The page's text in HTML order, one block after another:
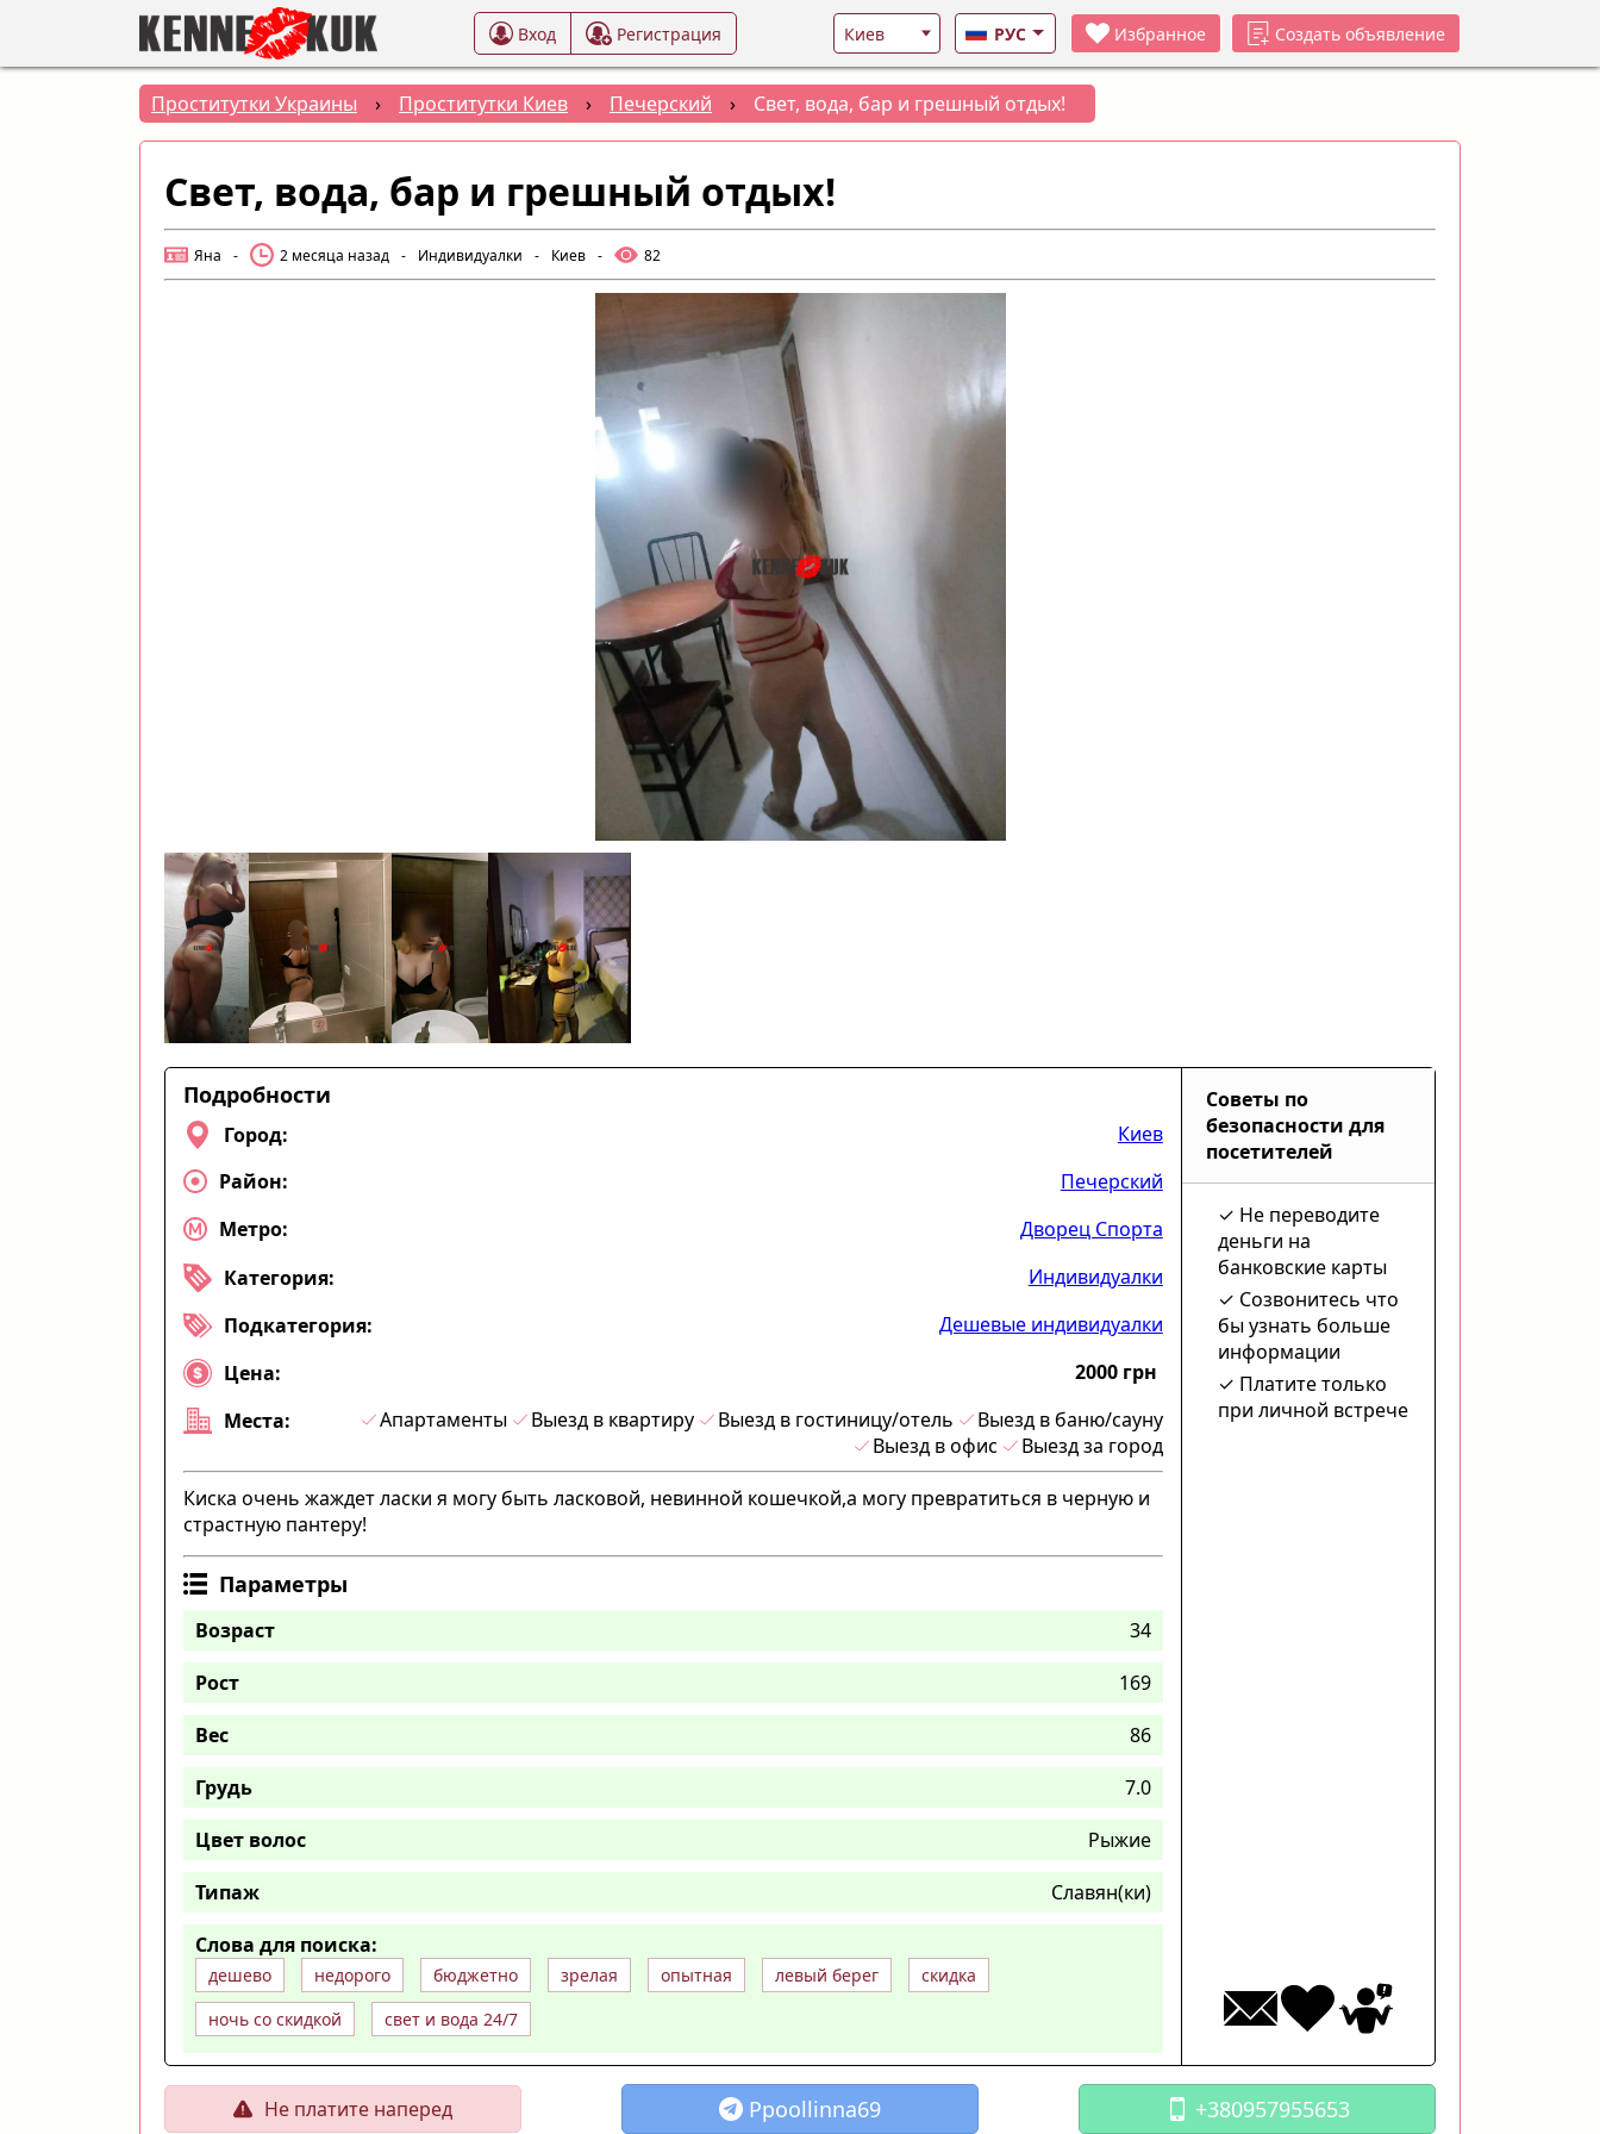
Вход Регистрация РУС Избранное Создать объявление
Проститутки Украины › Проститутки Киев › Печерский › Свет, вода, бар и грешный отдых!
Свет, вода, бар и грешный отдых!
Яна - 2 месяца назад - Индивидуалки - Киев - 82
Подробности
Город:
Киев
Район:
Печерский
Метро:
Дворец Спорта
Категория:
Индивидуалки
Подкатегория:
Дешевые индивидуалки
Цена:
2000 грн
Места:
Апартаменты Выезд в квартиру Выезд в гостиницу/отель
Выезд в баню/сауну
Выезд в офис
Выезд за город
Киска очень жаждет ласки я могу быть ласковой, невинной кошечкой,а могу превратиться в черную и
страстную пантеру!
Параметры
Возраст
34
Рост
169
Вес
86
Грудь
7.0
Цвет волос
Рыжие
Типаж
Славян(ки)
Слова для поиска:
дешево недорого бюджетно зрелая опытная левый берег
скидка
ночь со скидкой
свет и вода 24/7
Советы по
безопасности для
посетителей
Не переводите
деньги на
банковские карты
Созвонитесь что
бы узнать больше
информации
Платите только
при личной встрече
Не платите наперед Ppoollinna69 +380957955653